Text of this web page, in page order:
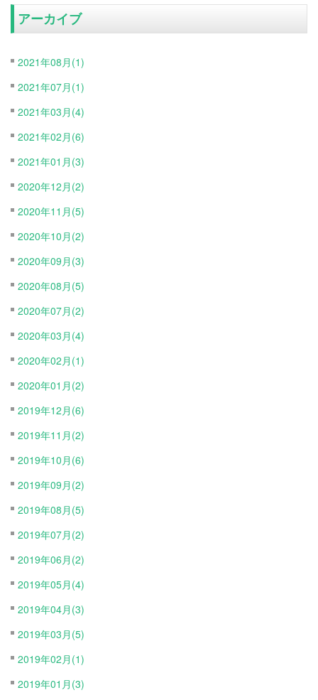
アーカイブ
2021年08月(1)
2021年07月(1)
2021年03月(4)
2021年02月(6)
2021年01月(3)
2020年12月(2)
2020年11月(5)
2020年10月(2)
2020年09月(3)
2020年08月(5)
2020年07月(2)
2020年03月(4)
2020年02月(1)
2020年01月(2)
2019年12月(6)
2019年11月(2)
2019年10月(6)
2019年09月(2)
2019年08月(5)
2019年07月(2)
2019年06月(2)
2019年05月(4)
2019年04月(3)
2019年03月(5)
2019年02月(1)
2019年01月(3)